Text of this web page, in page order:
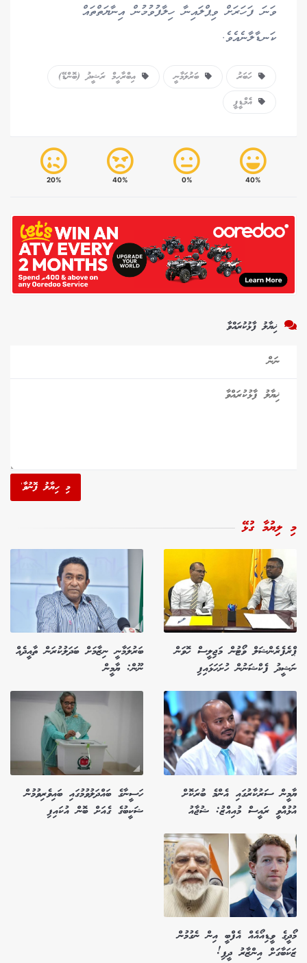
ވަނަ ފަހަރަށް ވިޕްލައިނާ ހިލާފުވުމުން އިނާޔަތްތައް
ކަނޑާލާނެއެވެ.
ހަބަރު ބަރުލަމާނީ
އިބްރާހީމް ރަޝީދު (ބޮންޑޭ)
އެމްޑީޕީ
40%
0%
40%
20%
ޚިޔާލު ފާޅުކުރައްވާ
މި ހިޔާލު ފޮނުވާ'
މި ލިޔުމާ ގުޅޭ
ޕްރެފެރެންޝަލް ވޯޓުން މަޖިލީސް ހޮވަން
ނަޝީދު ފެކްޝަނުން ހުށަހަޅައިފި
ބަރުލަމާނީ ނިޒާމަށް ބަދަލުކުރަން ތާއީދެއް
ނޫން: ޔާމީން
ޔާމީން ސަރުކާރުގައި އެންމެ ބުރަކޮށް
އުޅުއްވީ ރައީސް މުއިއްޒު: ޝުޖާއު
ހަސީނާގެ ބައްދަލުވުމުގައި ބައިވެރިވުމުން
ޝަކީބުގެ ގެއަށް ބޮން އުކައިފި
މޯދީގެ ވީޑިއޯއެއް އެފްބީ އިން ނެގުމުން
ޒަކަބާގަށް އިންޒާރު ދީފި!